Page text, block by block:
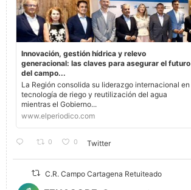
Innovación, gestión hídrica y relevo
generacional: las claves para asegurar el futuro
del campo...
La Región consolida su liderazgo internacional en
tecnología de riego y reutilización del agua
mientras el Gobierno...
www.elperiodico.com
0 0 Twitter
C.R. Campo Cartagena Retuiteado